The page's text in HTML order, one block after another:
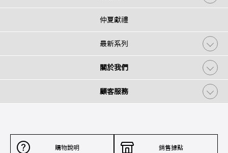
仲夏獻禮
最新系列
關於我們
顧客服務
購物說明 銷售據點